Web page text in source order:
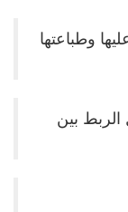
وطباعتها
بين